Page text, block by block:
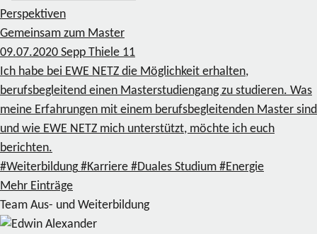
Perspektiven
Gemeinsam zum Master
09.07.2020 Sepp Thiele 11
Ich habe bei EWE NETZ die Möglichkeit erhalten,
berufsbegleitend einen Masterstudiengang zu studieren. Was
meine Erfahrungen mit einem berufsbegleitenden Master sind
und wie EWE NETZ mich unterstützt, möchte ich euch
berichten.
#Weiterbildung #Karriere #Duales Studium #Energie
Mehr Einträge
Team Aus- und Weiterbildung